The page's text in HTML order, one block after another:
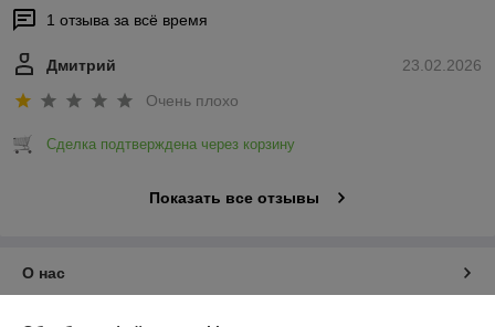
1 отзыва за всё время
23.02.2026
Дмитрий
Очень плохо
Сделка подтверждена через корзину
Показать все отзывы
О нас